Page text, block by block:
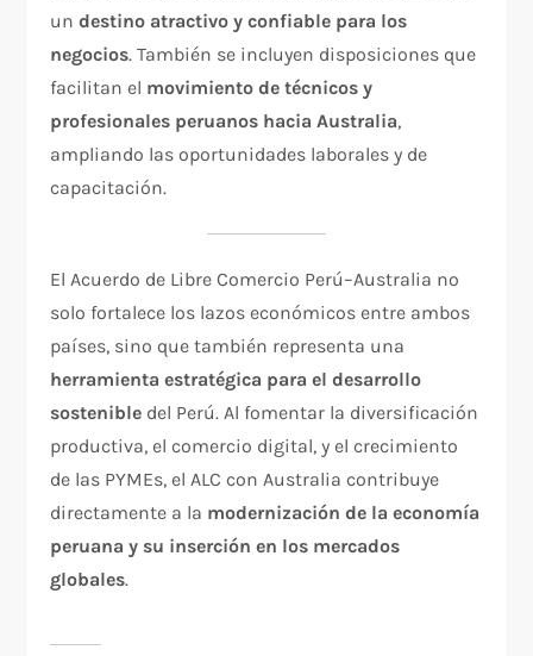
undestino atractivo y confiable para los
negocios. También se incluyen disposiciones que
facilitan el movimiento de técnicos y
profesionales peruanos hacia Australia,
ampliando las oportunidades laborales y de
capacitación.
El Acuerdo de Libre Comercio Perú–Australia no
solo fortalece los lazos económicos entre ambos
países, sino que también representa una
herramienta estratégica para el desarrollo
sostenible del Perú. Al fomentar la diversificación
productiva, el comercio digital, y el crecimiento
de las PYMEs, el ALC con Australia contribuye
directamente a la modernización de la economía
peruana y su inserción en los mercados
globales.